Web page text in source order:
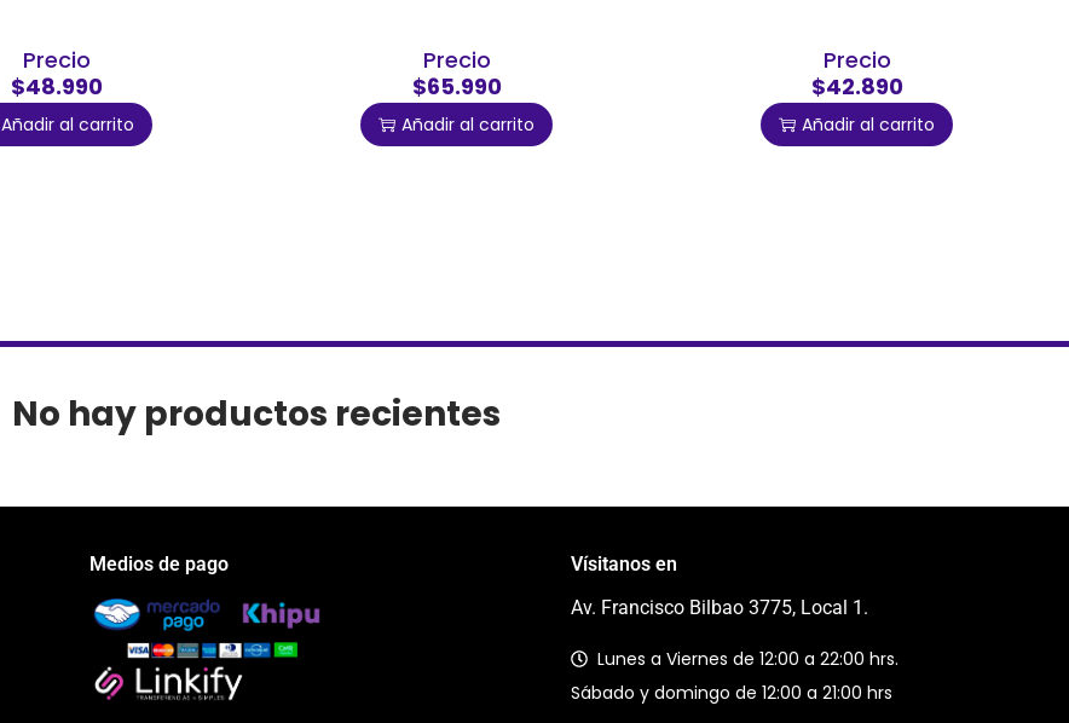
Precio
$48.990
Añadir al carrito
Precio
$65.990
Añadir al carrito
Precio
$42.890
Añadir al carrito
No hay productos recientes
Medios de pago
Vísitanos en
Av. Francisco Bilbao 3775, Local 1.
Lunes a Viernes de 12:00 a 22:00 hrs.
Sábado y domingo de 12:00 a 21:00 hrs